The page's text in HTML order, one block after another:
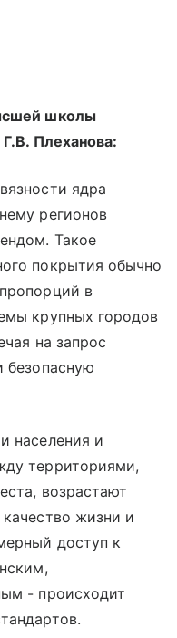
школы
Плеханова:
ядра
регионов
Такое
покрытия обычно
в
крупных городов
на запрос
безопасную
населения и
территориями,
возрастают
жизни и
доступ к
- происходит